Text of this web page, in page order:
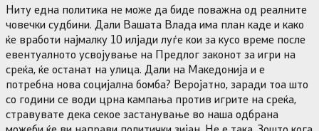
Ниту една политика не може да биде поважна од реалните
човечки судбини. Дали Вашата Влада има план каде и како
ќе вработи најмалку 10 илјади луѓе кои за кусо време после
евентуалното усвојување на Предлог законот за игри на
среќа, ќе останат на улица. Дали на Македонија и е
потребна нова социјална бомба? Веројатно, заради тоа што
со години се води црна кампања против игрите на среќа,
стравувате дека секое застанување во наша одбрана